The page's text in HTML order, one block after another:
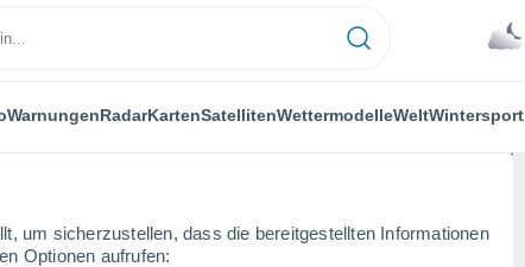
um sicherzustellen, dass die bereitgestellten Informationen
Optionen aufrufen:
WarnungenRadarKartenSatellitenWettermodelleWeltWintersport